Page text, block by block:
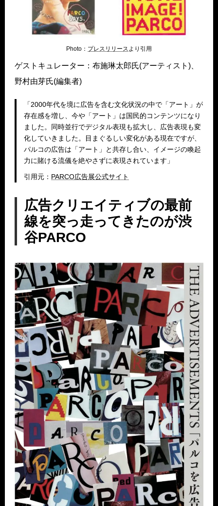
Photo： プレスリリースより引用
ゲストキュレーター：布施琳太郎氏(アーティスト)、
野村由芽氏(編集者)
「2000年代を境に広告を含む文化状況の中で「アート」が
存在感を増し、今や「アート」は国民的コンテンツになり
ました。同時並行でデジタル表現も拡大し、広告表現も変
化していきました。目まぐるしい変化がある現在ですが、
パルコの広告は「アート」と共存し合い、イメージの喚起
力に賭ける流儀を絶やさずに表現されています」
引用元： PARCO広告展公式サイト
広告クリエイティブの最前
線を突っ走ってきたのが渋
谷PARCO